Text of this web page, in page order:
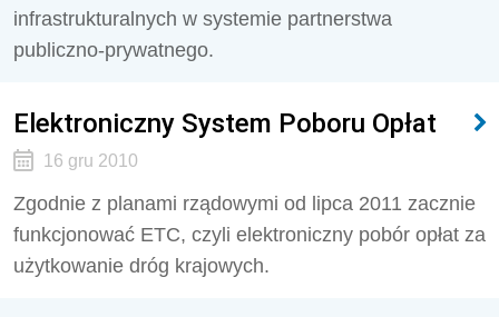
infrastrukturalnych w systemie partnerstwa
publiczno-prywatnego.
Elektroniczny System Poboru Opłat
16 gru 2010
Zgodnie z planami rządowymi od lipca 2011 zacznie
funkcjonować ETC, czyli elektroniczny pobór opłat za
użytkowanie dróg krajowych.